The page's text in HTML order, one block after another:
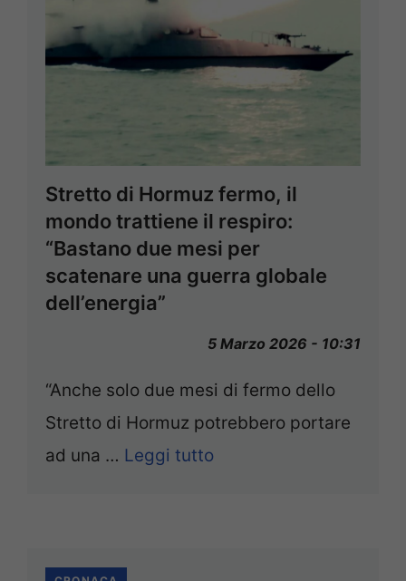
Stretto di Hormuz fermo, il
mondo trattiene il respiro:
“Bastano due mesi per
scatenare una guerra globale
dell’energia”
5 Marzo 2026 - 10:31
“Anche solo due mesi di fermo dello
Stretto di Hormuz potrebbero portare
ad una … Leggi tutto